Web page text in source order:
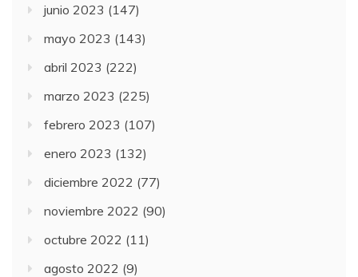
junio 2023 (147)
mayo 2023 (143)
abril 2023 (222)
marzo 2023 (225)
febrero 2023 (107)
enero 2023 (132)
diciembre 2022 (77)
noviembre 2022 (90)
octubre 2022 (11)
agosto 2022 (9)